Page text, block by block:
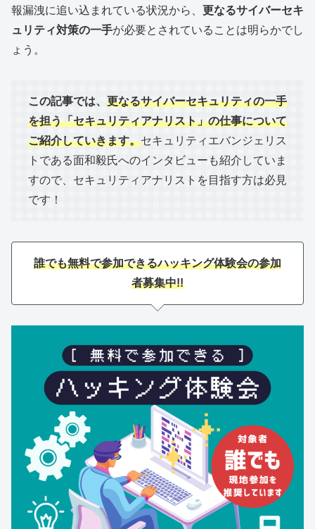
報漏洩に追い込まれている状況から、 更なるサイバーセキ
ュリティ対策の一手が必要とされていることは明らかでし
ょう。
この記事では、 更なるサイバーセキュリティの一手
を担う「セキュリティアナリスト」の仕事について
ご紹介していきます。セキュリティエバンジェリス
トである面和毅氏へのインタビューも紹介していま
すので、セキュリティアナリストを目指す方は必見
です！
誰でも無料で参加できるハッキング体験会の参加
者募集中!!